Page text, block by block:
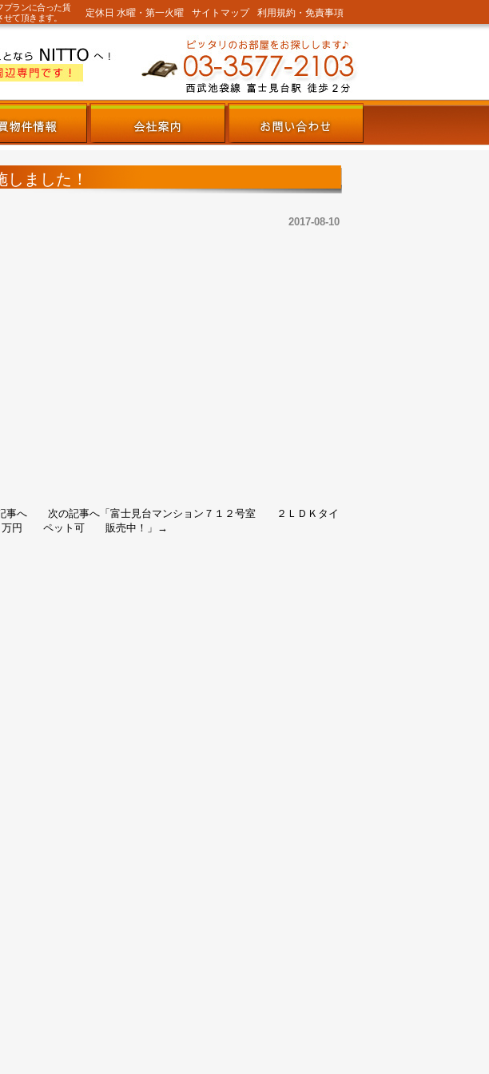
プランに合った賃
て頂きます。
利用規約・免責事項
サイトマップ
定休日 水曜・第一火曜
ました！
2017-08-10
事へ 次の記事へ「 富士見台マンション７１２号室 ２ＬＤＫタイ
円 ペット可 販売中！ 」→